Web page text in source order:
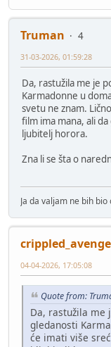
Truman
4
31-03-2026, 01:59:28
Da, rastužila me je
Karmadonne u
svetu ne znam.
film ima mana, ali
ljubitelj horora.
Zna li se šta o
Ja da valjam ne bih bio
04-04-2026, 17:05:08
Quote from:
Da, rastužila me
gledanosti
će imati više